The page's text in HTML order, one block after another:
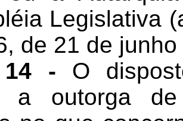
Legislativa
de 21 de
- O
a outorga de